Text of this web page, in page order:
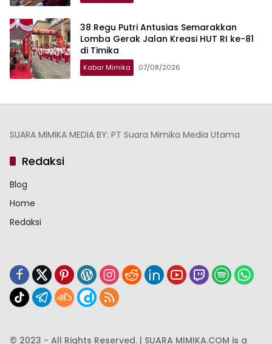
38 Regu Putri Antusias Semarakkan
Lomba Gerak Jalan Kreasi HUT RI ke-81
di Timika
Kabar Mimika 07/08/2026
SUARA MIMIKA MEDIA BY: PT Suara Mimika Media Utama
Redaksi
Blog
Home
Redaksi
© 2023 - All Rights Reserved. | SUARA MIMIKA.COM is a